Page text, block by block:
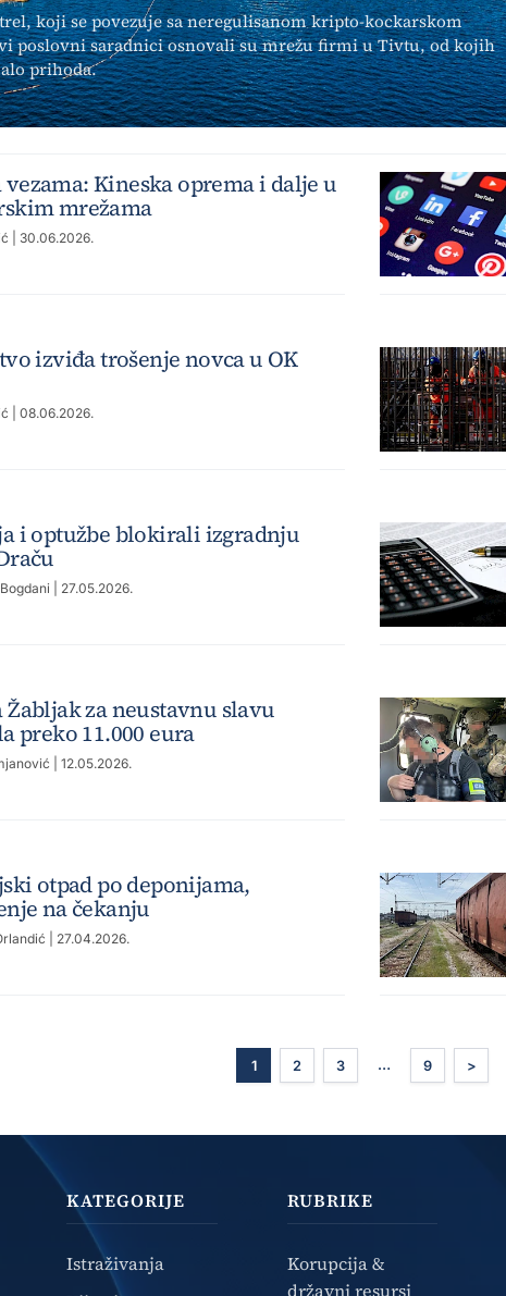
koji se povezuje sa neregulisanom kripto-kockarskom
poslovni saradnici osnovali su mrežu firmi u Tivtu, od kojih
prihoda.
vezama: Kineska oprema i dalje u
mrežama
| 30.06.2026.
izviđa trošenje novca u OK
| 08.06.2026.
i optužbe blokirali izgradnju
| 27.05.2026.
Žabljak za neustavnu slavu
preko 11.000 eura
| 12.05.2026.
otpad po deponijama,
na čekanju
| 27.04.2026.
1 2 3 … 9 >
KATEGORIJE
Istraživanja
RUBRIKE
Korupcija &
državni resursi